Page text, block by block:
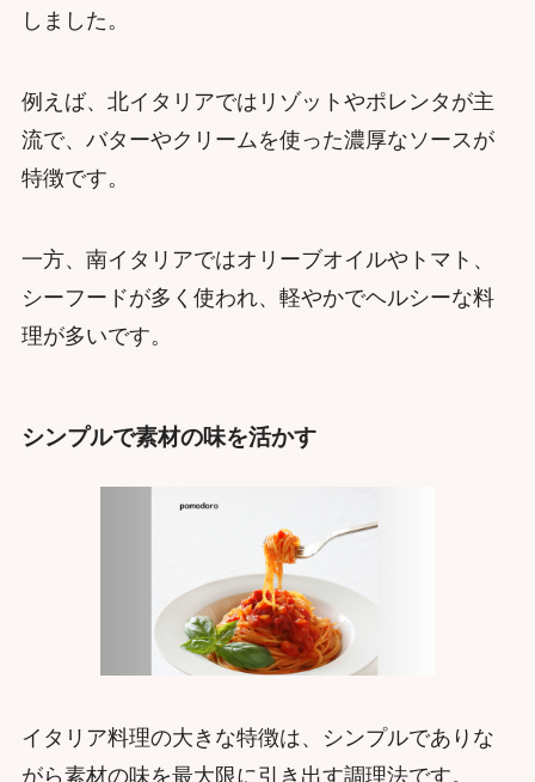
しました。
例えば、北イタリアではリゾットやポレンタが主
流で、バターやクリームを使った濃厚なソースが
特徴です。
一方、南イタリアではオリーブオイルやトマト、
シーフードが多く使われ、軽やかでヘルシーな料
理が多いです。
シンプルで素材の味を活かす
イタリア料理の大きな特徴は、シンプルでありな
がら素材の味を最大限に引き出す調理法です。